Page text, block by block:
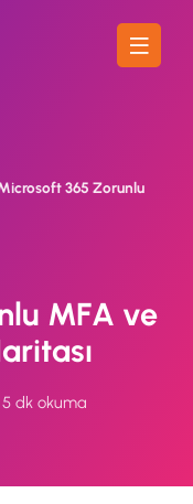
365 Zorunlu
MFA ve
5 dk okuma